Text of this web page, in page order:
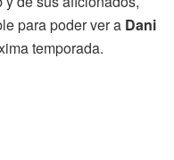
para poder ver a Dani
temporada.